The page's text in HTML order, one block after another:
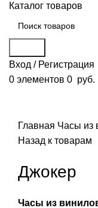
Каталог товаров
Вход / Регистрация
0 элементов 0 руб.
Главная Часы из
Назад к товарам
Джокер
Часы из